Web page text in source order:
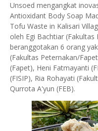
Unsoed mengangkat
Antioxidant Body Soap
Tofu Waste in Kalisari
oleh Egi Bachtiar
beranggotakan 6 orang
(Fakultas Peternakan/
(Fapet), Heni Fatmayanti
(FISIP), Ria Rohayati
Qurrota A'yun (FEB).